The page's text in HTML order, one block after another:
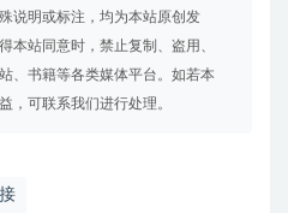
说明或标注，均为本站原创发
本站同意时，禁止复制、盗用、
、书籍等各类媒体平台。如若本
，可联系我们进行处理。